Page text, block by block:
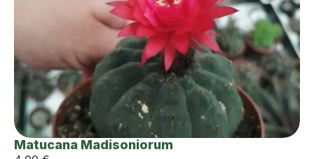
Matucana Madisoniorum